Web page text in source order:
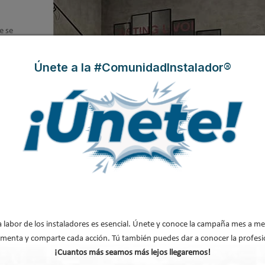
se
y
u
la
llaves de 2 vías únicas en el mercado
Únete a la #ComunidadInstalador®
labor de los instaladores es esencial. Únete y conoce la campaña mes a
y comparte cada acción. Tú también puedes dar a conocer la
¡Cuantos más seamos más lejos llegaremos!